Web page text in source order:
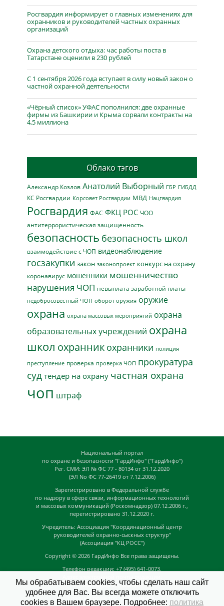
Росгвардия информирует о главных изменениях для
охранников и руководителей частных охранных
организаций
Охрана детского отдыха: час работы поста в
Татарстане оценили в 230 рублей
С 1 сентября 2026 года вступает в силу новый закон о
частной охранной деятельности
«Чёрный список» УФАС пополнился: две охранные
фирмы из Башкирии и Крыма сорвали контракты на
4,5 миллиона
Облако тэгов
Александр Козлов Анатолий Выборный ГБР ГИБДД
КС Росгвардии Корсовет Росгвардии МВД Нацгвардия
Росгвардия ФАС ФКЦ РОС ЧОО
антитеррористическая защищенность
безопасность безопасность школ
взаимодействие с ЧОП видеонаблюдение
госзакупки закон законопроект конкурс на охрану
коронавирус мошенники мошенничество
нарушения ЧОП невыплата заработной платы
недобросовестный ЧОП оборот оружия оружие
охрана охрана массовых мероприятий охрана
образовательных учреждений охрана
школ охранник охранники полиция
преступление проверка проверка ЧОП прокуратура
суд тендер на охрану частная охрана
чоп штраф
Национальный портал
по охране и безопасности "ГардИнфо" ("ГардИнфо")
Рег. СМИ: ЭЛ № ФС 77 - 80134 от 31.12.2020
(ЭЛ No ФС 77-26419 от 7.12.2006)
Зарегистрировано в Федеральной службе
по надзору в сфере связи, информационных технологий
и массовых коммуникаций (Роскомнадзор) 07.12.2006 г.,
перегистрировано 31.12.2020 г.
Учредитель: Ассоциация "Координационный центр
руководителей охранно-сыскных структур"
(Ассоциация "КЦ РОСС")
Copyright © 2026 ГардИнфо Все права защищены.
Телефон редакции: +7 (495) 641-0073,
news@guardinfo.online
Главный редактор: Кузьмин Д.А.
Мы обрабатываем cookies, чтобы сделать наш сайт
удобнее для Вас. Вы всегда можете отключить
cookies в Вашем браузере. Подробнее: политика